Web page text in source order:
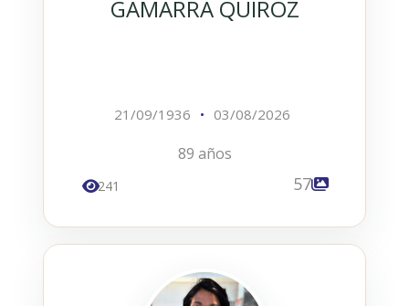
GAMARRA QUIROZ
21/09/1936 • 03/08/2026
89 años
241 57